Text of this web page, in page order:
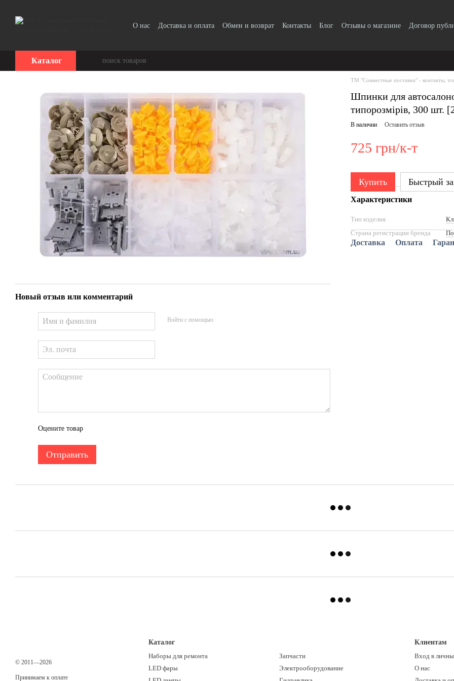
О нас Доставка и оплата Обмен и возврат Контакты Блог Отзывы о магазине
Договор
Каталог
Новый отзыв или комментарий
Войти с помощью
Оцените товар
Отправить
ТМ "Совместные поставки" - контакты,
Шпинки для
типорозмірів, 300 шт.
В наличии Оставить отзыв
725 грн/к-т
Купить Быстрый
Характеристики
Тип изделия
Страна регистрации бренда
Доставка Оплата
© 2011—2026
Принимаем к оплате
Каталог
Наборы для ремонта
LED фары
Запчасти
Электрооборудование
Клиентам
Вход в
О нас